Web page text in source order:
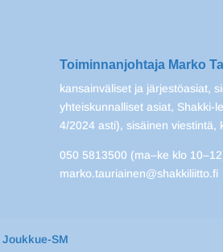
Toiminnanjohtaja Marko
kansainväliset ja järjestöasiat,
yhteiskunnalliset asiat, Shakki-
4/2024 asti), sisäinen viestintä,
050 5813500 (ma–ke klo
marko.tauriainen@shakkiliitto.fi
Joukkue-SM